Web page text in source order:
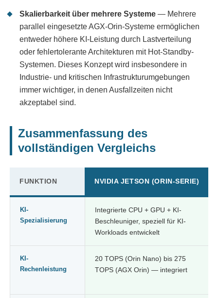
Skalierbarkeit über mehrere Systeme — Mehrere
parallel eingesetzte AGX-Orin-Systeme ermöglichen
entweder höhere KI-Leistung durch Lastverteilung
oder fehlertolerante Architekturen mit Hot-Standby-
Systemen. Dieses Konzept wird insbesondere in
Industrie- und kritischen Infrastrukturumgebungen
immer wichtiger, in denen Ausfallzeiten nicht
akzeptabel sind.
Zusammenfassung des
vollständigen Vergleichs
FUNKTION NVIDIA JETSON (ORIN-SERIE)
KI-
Spezialisierung
Integrierte CPU + GPU + KI-
Beschleuniger, speziell für KI-
Workloads entwickelt
KI-
Rechenleistung
20 TOPS (Orin Nano) bis 275
TOPS (AGX Orin) — integriert